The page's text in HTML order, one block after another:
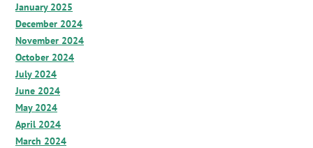
January 2025
December 2024
November 2024
October 2024
July 2024
June 2024
May 2024
April 2024
March 2024